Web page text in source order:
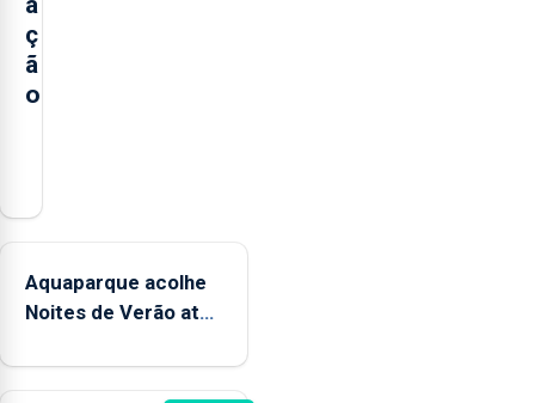
ç
ã
o
dos
a
banhos,
Aquaparque acolhe
Noites de Verão até